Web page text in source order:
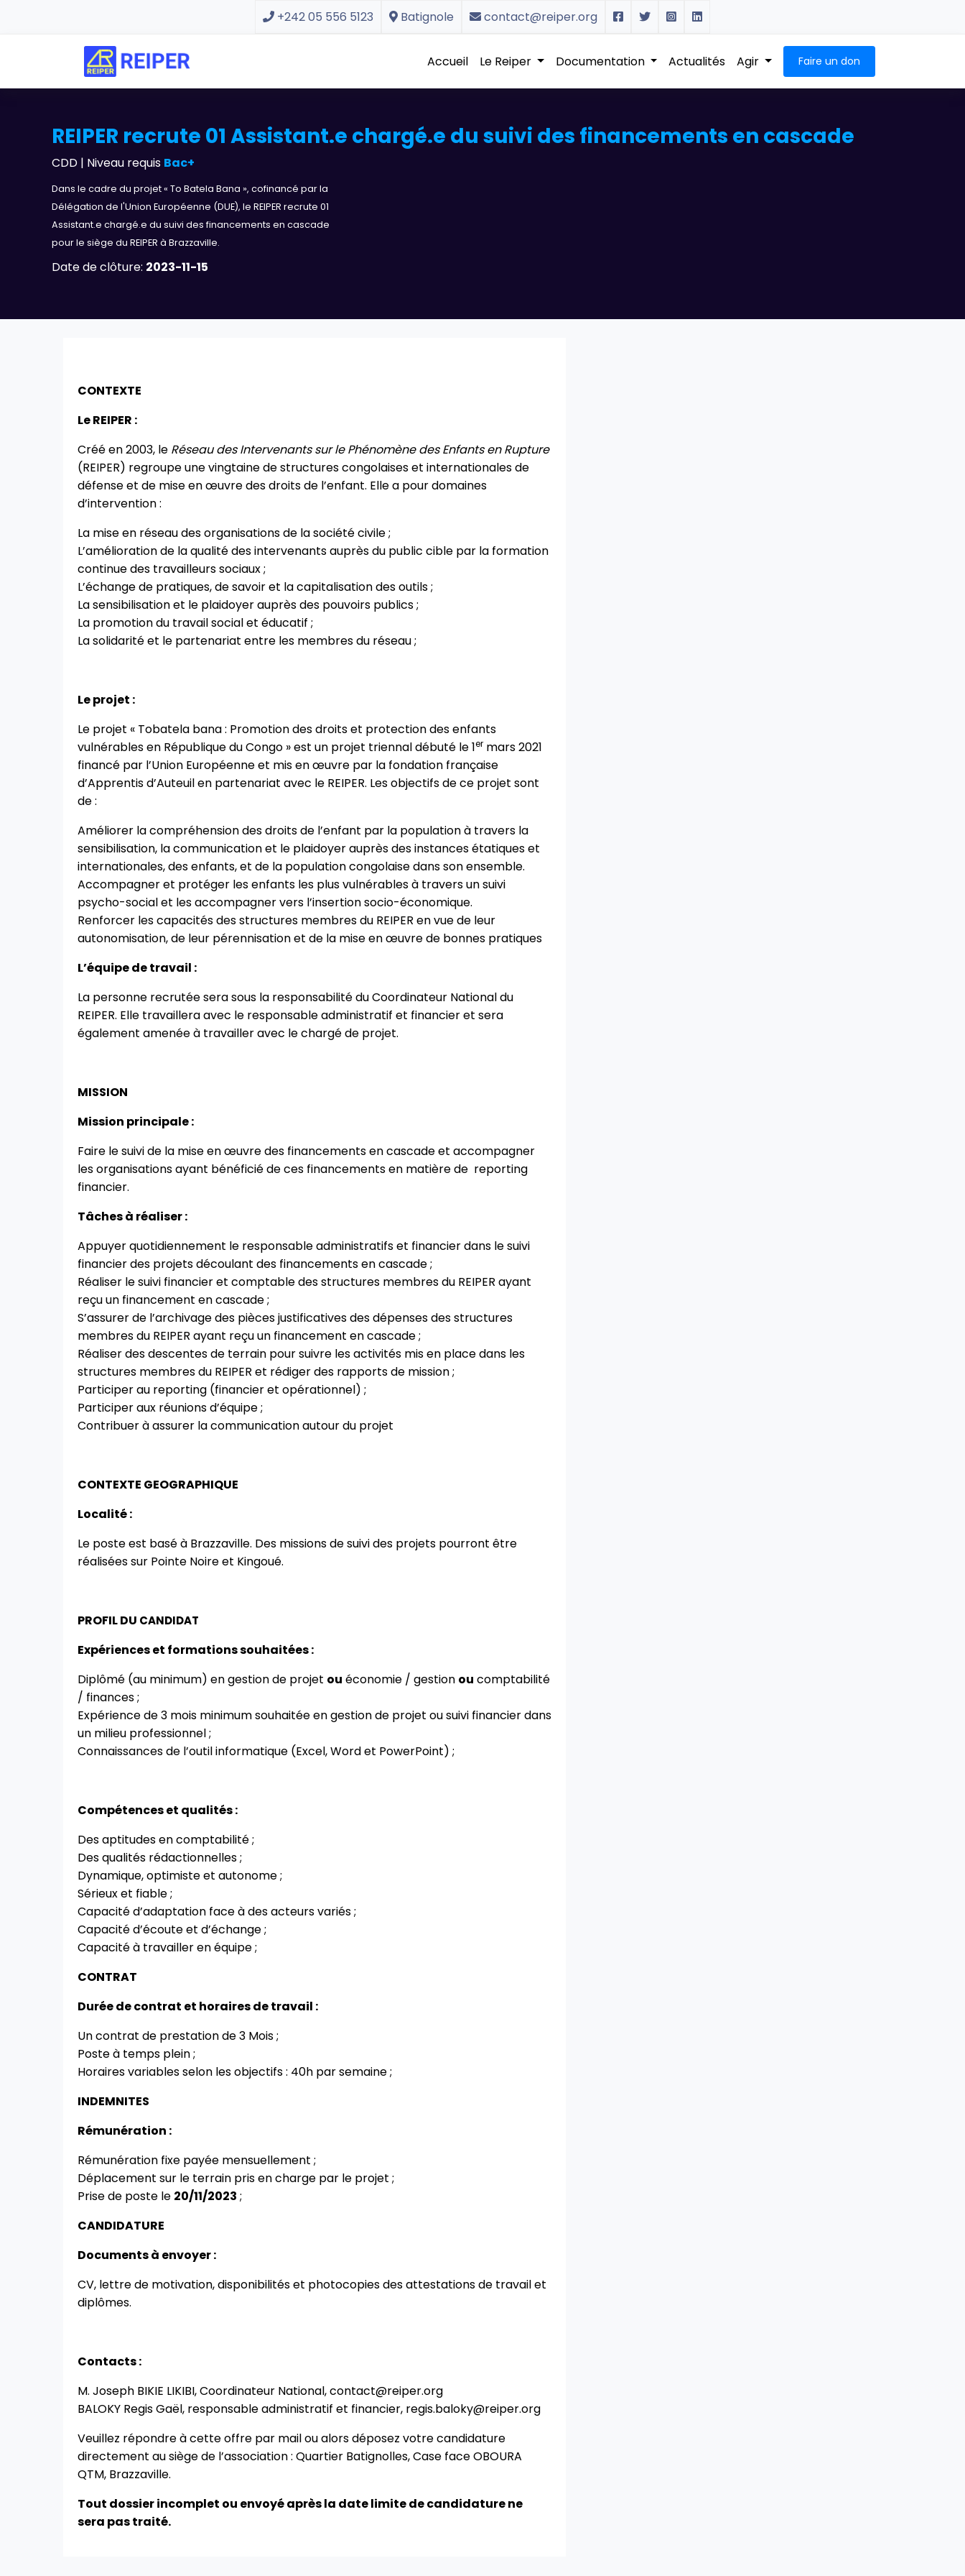
+242 05 556 5123 Batignole contact@reiper.org
Accueil Le Reiper Documentation Actualités Agir Faire un don
REIPER recrute 01 Assistant.e chargé.e du suivi des financements en cascade
CDD | Niveau requis Bac+
Dans le cadre du projet « To Batela Bana », cofinancé par la
Délégation de l'Union Européenne (DUE), le REIPER recrute 01
Assistant.e chargé.e du suivi des financements en cascade
pour le siège du REIPER à Brazzaville.
Date de clôture: 2023-11-15
CONTEXTE
Le REIPER :
Créé en 2003, le Réseau des Intervenants sur le Phénomène des Enfants en Rupture
(REIPER) regroupe une vingtaine de structures congolaises et internationales de
défense et de mise en œuvre des droits de l’enfant. Elle a pour domaines
d’intervention :
La mise en réseau des organisations de la société civile ;
L’amélioration de la qualité des intervenants auprès du public cible par la formation
continue des travailleurs sociaux ;
L’échange de pratiques, de savoir et la capitalisation des outils ;
La sensibilisation et le plaidoyer auprès des pouvoirs publics ;
La promotion du travail social et éducatif ;
La solidarité et le partenariat entre les membres du réseau ;
Le projet :
Le projet « Tobatela bana : Promotion des droits et protection des enfants
vulnérables en République du Congo » est un projet triennal débuté le 1er mars 2021
financé par l’Union Européenne et mis en œuvre par la fondation française
d’Apprentis d’Auteuil en partenariat avec le REIPER. Les objectifs de ce projet sont
de :
Améliorer la compréhension des droits de l’enfant par la population à travers la
sensibilisation, la communication et le plaidoyer auprès des instances étatiques et
internationales, des enfants, et de la population congolaise dans son ensemble.
Accompagner et protéger les enfants les plus vulnérables à travers un suivi
psycho-social et les accompagner vers l’insertion socio-économique.
Renforcer les capacités des structures membres du REIPER en vue de leur
autonomisation, de leur pérennisation et de la mise en œuvre de bonnes pratiques
L’équipe de travail :
La personne recrutée sera sous la responsabilité du Coordinateur National du
REIPER. Elle travaillera avec le responsable administratif et financier et sera
également amenée à travailler avec le chargé de projet.
MISSION
Mission principale :
Faire le suivi de la mise en œuvre des financements en cascade et accompagner
les organisations ayant bénéficié de ces financements en matière de reporting
financier.
Tâches à réaliser :
Appuyer quotidiennement le responsable administratifs et financier dans le suivi
financier des projets découlant des financements en cascade ;
Réaliser le suivi financier et comptable des structures membres du REIPER ayant
reçu un financement en cascade ;
S’assurer de l’archivage des pièces justificatives des dépenses des structures
membres du REIPER ayant reçu un financement en cascade ;
Réaliser des descentes de terrain pour suivre les activités mis en place dans les
structures membres du REIPER et rédiger des rapports de mission ;
Participer au reporting (financier et opérationnel) ;
Participer aux réunions d’équipe ;
Contribuer à assurer la communication autour du projet
CONTEXTE GEOGRAPHIQUE
Localité :
Le poste est basé à Brazzaville. Des missions de suivi des projets pourront être
réalisées sur Pointe Noire et Kingoué.
PROFIL DU CANDIDAT
Expériences et formations souhaitées :
Diplômé (au minimum) en gestion de projet ou économie / gestion ou comptabilité
/ finances ;
Expérience de 3 mois minimum souhaitée en gestion de projet ou suivi financier dans
un milieu professionnel ;
Connaissances de l’outil informatique (Excel, Word et PowerPoint) ;
Compétences et qualités :
Des aptitudes en comptabilité ;
Des qualités rédactionnelles ;
Dynamique, optimiste et autonome ;
Sérieux et fiable ;
Capacité d’adaptation face à des acteurs variés ;
Capacité d’écoute et d’échange ;
Capacité à travailler en équipe ;
CONTRAT
Durée de contrat et horaires de travail :
Un contrat de prestation de 3 Mois ;
Poste à temps plein ;
Horaires variables selon les objectifs : 40h par semaine ;
INDEMNITES
Rémunération :
Rémunération fixe payée mensuellement ;
Déplacement sur le terrain pris en charge par le projet ;
Prise de poste le 20/11/2023 ;
CANDIDATURE
Documents à envoyer :
CV, lettre de motivation, disponibilités et photocopies des attestations de travail et
diplômes.
Contacts :
M. Joseph BIKIE LIKIBI, Coordinateur National,contact@reiper.org
BALOKY Regis Gaël, responsable administratif et financier, regis.baloky@reiper.org
Veuillez répondre à cette offre par mail ou alors déposez votre candidature
directement au siège de l’association : Quartier Batignolles, Case face OBOURA
QTM, Brazzaville.
Tout dossier incomplet ou envoyé après la date limite de candidature ne
sera pas traité.